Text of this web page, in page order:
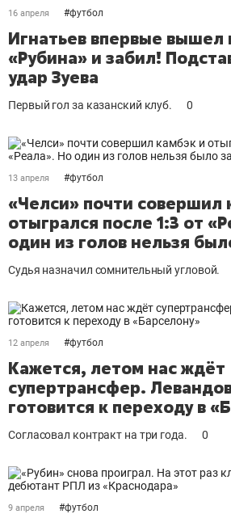
16 апреля #футбол
Игнатьев впервые вышел
«Рубина» и забил!
удар Зуева
Первый гол за казанский клуб. 0
13 апреля #футбол
«Челси» почти совершил
отыгрался после 1:3 от
один из голов нельзя
Судья назначил сомнительный угловой.
12 апреля #футбол
Кажется, летом нас ждёт
супертрансфер.
готовится к переходу в
Согласовал контракт на три года. 0
9 апреля #футбол